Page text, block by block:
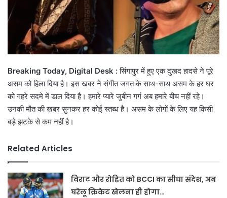
Breaking Today, Digital Desk :सिंगापुर में हुए एक दुखद हादसे ने पूरे
असम को हिला दिया है। इस खबर ने संगीत जगत के साथ-साथ असम के हर घर
को गहरे सदमे में डाल दिया है। हमारे प्यारे जुबीन गर्ग अब हमारे बीच नहीं रहे।
उनकी मौत की खबर सुनकर हर कोई स्तब्ध है। असम के लोगों के लिए यह किसी
बड़े झटके से कम नहीं है।
Related Articles
विराट और रोहित को BCCI का सीधा संदेश, अब
घरेलू क्रिकेट खेलना ही होगा…